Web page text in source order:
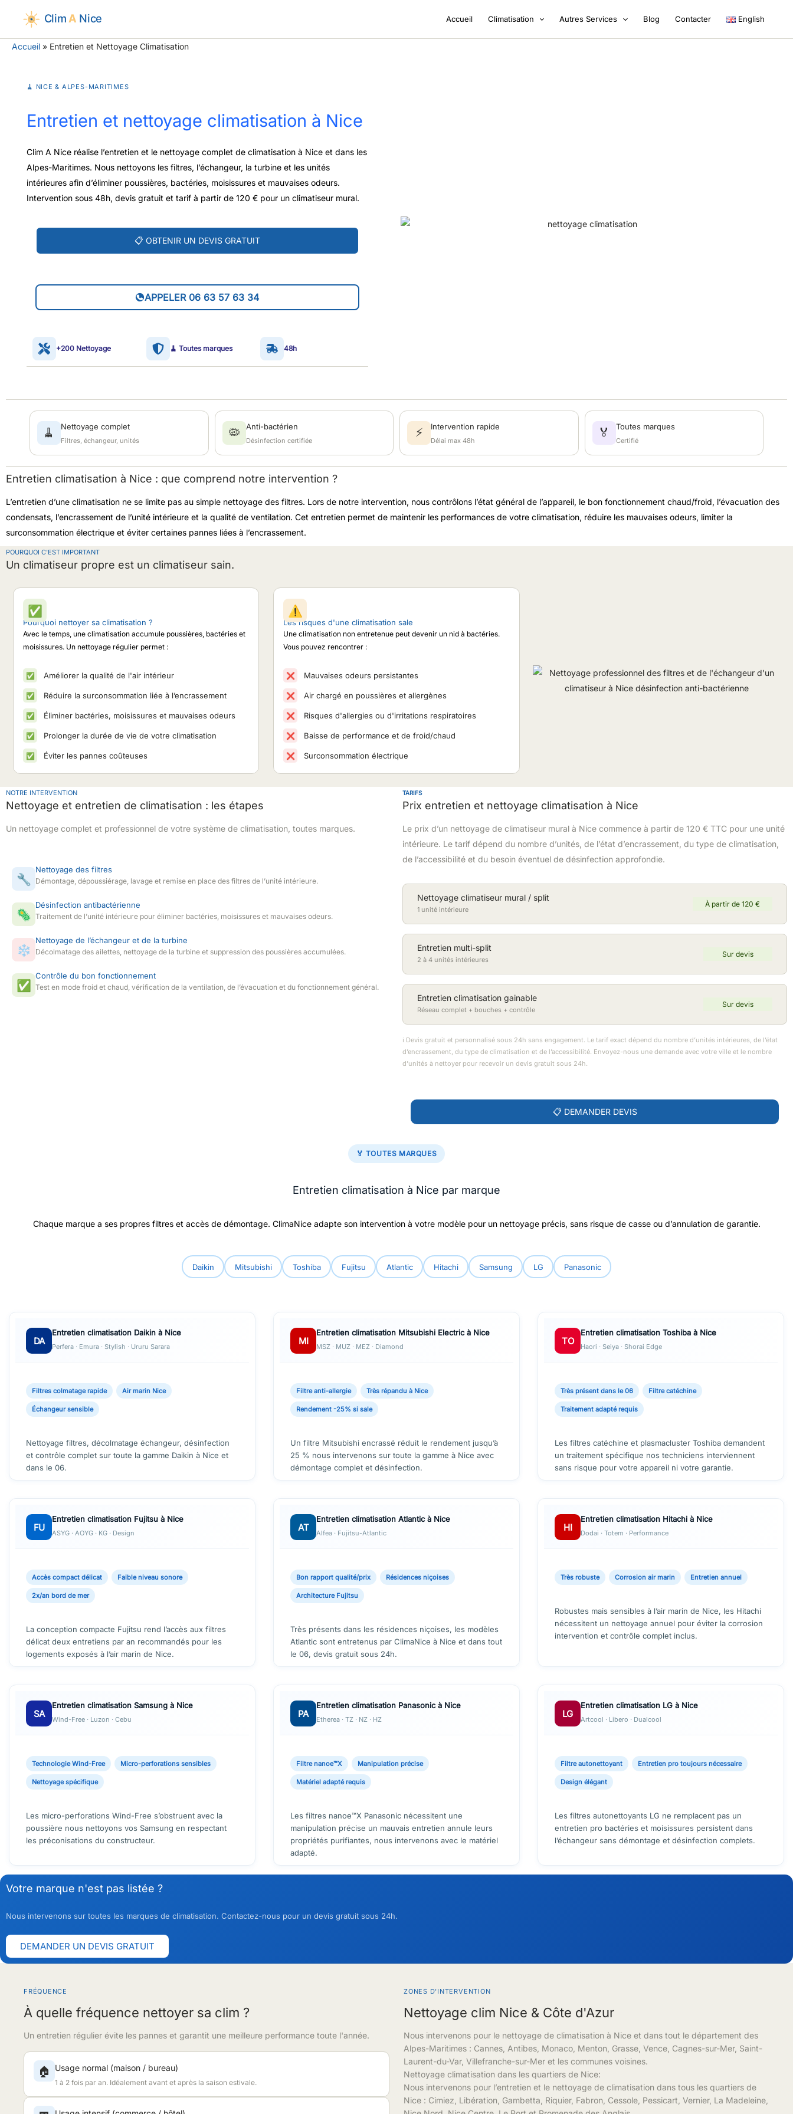
contenu
Accueil Climatisation Autres Services Blog Contacter English
Accueil Entretien et Nettoyage Climatisation
🧹 NICE & ALPES-MARITIMES
Entretien et nettoyage climatisation à Nice
Clim A Nice réalise l’entretien et le nettoyage complet de climatisation à Nice et dans les
Alpes-Maritimes. Nous nettoyons les filtres, l’échangeur, la turbine et les unités
intérieures afin d’éliminer poussières, bactéries, moisissures et mauvaises odeurs.
Intervention sous 48h, devis gratuit et tarif à partir de 120 € pour un climatiseur mural.
📋 OBTENIR UN DEVIS GRATUIT
APPELER 06 63 57 63 34
+200 Nettoyage 🧹 Toutes marques 48h​
🧹 Nettoyage complet
Filtres, échangeur, unités
🦠 Anti-bactérien
Désinfection certifiée
⚡ Intervention rapide
Délai max 48h
🏅 Toutes marques
Certifié
Entretien climatisation à Nice : que comprend notre intervention ?
L’entretien d’une climatisation ne se limite pas au simple nettoyage des filtres. Lors de notre intervention, nous contrôlons l’état général de l’appareil, le bon fonctionnement chaud/froid, l’évacuation des
condensats, l’encrassement de l’unité intérieure et la qualité de ventilation. Cet entretien permet de maintenir les performances de votre climatisation, réduire les mauvaises odeurs, limiter la
surconsommation électrique et éviter certaines pannes liées à l’encrassement.
POURQUOI C'EST IMPORTANT
Un climatiseur propre est un climatiseur sain.
✅
Pourquoi nettoyer sa climatisation ?
Avec le temps, une climatisation accumule poussières, bactéries et
moisissures. Un nettoyage régulier permet :
✅ Améliorer la qualité de l'air intérieur
✅ Réduire la surconsommation liée à l’encrassement
✅ Éliminer bactéries, moisissures et mauvaises odeurs
✅ Prolonger la durée de vie de votre climatisation
✅ Éviter les pannes coûteuses
⚠️
Les risques d'une climatisation sale
Une climatisation non entretenue peut devenir un nid à bactéries.
Vous pouvez rencontrer :
❌ Mauvaises odeurs persistantes
❌ Air chargé en poussières et allergènes
❌ Risques d'allergies ou d'irritations respiratoires
❌ Baisse de performance et de froid/chaud
❌ Surconsommation électrique
NOTRE INTERVENTION
Nettoyage et entretien de climatisation : les étapes
Un nettoyage complet et professionnel de votre système de climatisation, toutes marques.
🔧
Nettoyage des filtres
Démontage, dépoussiérage, lavage et remise en place des filtres de l’unité intérieure.
🦠
Désinfection antibactérienne
Traitement de l’unité intérieure pour éliminer bactéries, moisissures et mauvaises odeurs.
❄️
Nettoyage de l’échangeur et de la turbine
Décolmatage des ailettes, nettoyage de la turbine et suppression des poussières accumulées.
✅
Contrôle du bon fonctionnement
Test en mode froid et chaud, vérification de la ventilation, de l’évacuation et du fonctionnement général.
TARIFS
Prix entretien et nettoyage climatisation à Nice
Le prix d’un nettoyage de climatiseur mural à Nice commence à partir de 120 € TTC pour une unité
intérieure. Le tarif dépend du nombre d’unités, de l’état d’encrassement, du type de climatisation,
de l’accessibilité et du besoin éventuel de désinfection approfondie.
Nettoyage climatiseur mural / split
1 unité intérieure
À partir de 120 €
Entretien multi-split
2 à 4 unités intérieures
Sur devis
Entretien climatisation gainable
Réseau complet + bouches + contrôle
Sur devis
ℹ️ Devis gratuit et personnalisé sous 24h sans engagement. Le tarif exact dépend du nombre d’unités intérieures, de l’état
d’encrassement, du type de climatisation et de l’accessibilité. Envoyez-nous une demande avec votre ville et le nombre
d’unités à nettoyer pour recevoir un devis gratuit sous 24h.
📋 DEMANDER DEVIS
🏅 TOUTES MARQUES
Entretien climatisation à Nice par marque
Chaque marque a ses propres filtres et accès de démontage. ClimaNice adapte son intervention à votre modèle pour un nettoyage précis, sans risque de casse ou d’annulation de garantie.
Daikin Mitsubishi Toshiba Fujitsu Atlantic Hitachi Samsung LG Panasonic
DA
Entretien climatisation Daikin à Nice
Perfera · Emura · Stylish · Ururu Sarara
Filtres colmatage rapide Air marin Nice
Échangeur sensible
Nettoyage filtres, décolmatage échangeur, désinfection
et contrôle complet sur toute la gamme Daikin à Nice et
dans le 06.
MI
Entretien climatisation Mitsubishi Electric à Nice
MSZ · MUZ · MEZ · Diamond
Filtre anti-allergie Très répandu à Nice
Rendement -25% si sale
Un filtre Mitsubishi encrassé réduit le rendement jusqu’à
25 % nous intervenons sur toute la gamme à Nice avec
démontage complet et désinfection.
TO
Entretien climatisation Toshiba à Nice
Haori · Seiya · Shorai Edge
Très présent dans le 06 Filtre catéchine
Traitement adapté requis
Les filtres catéchine et plasmacluster Toshiba demandent
un traitement spécifique nos techniciens interviennent
sans risque pour votre appareil ni votre garantie.
FU
Entretien climatisation Fujitsu à Nice
ASYG · AOYG · KG · Design
Accès compact délicat Faible niveau sonore
2x/an bord de mer
La conception compacte Fujitsu rend l’accès aux filtres
délicat deux entretiens par an recommandés pour les
logements exposés à l’air marin de Nice.
AT
Entretien climatisation Atlantic à Nice
Alfea · Fujitsu-Atlantic
Bon rapport qualité/prix Résidences niçoises
Architecture Fujitsu
Très présents dans les résidences niçoises, les modèles
Atlantic sont entretenus par ClimaNice à Nice et dans tout
le 06, devis gratuit sous 24h.
HI
Entretien climatisation Hitachi à Nice
Dodai · Totem · Performance
Très robuste Corrosion air marin Entretien annuel
Robustes mais sensibles à l’air marin de Nice, les Hitachi
nécessitent un nettoyage annuel pour éviter la corrosion
intervention et contrôle complet inclus.
SA
Entretien climatisation Samsung à Nice
Wind-Free · Luzon · Cebu
Technologie Wind-Free Micro-perforations sensibles
Nettoyage spécifique
Les micro-perforations Wind-Free s’obstruent avec la
poussière nous nettoyons vos Samsung en respectant
les préconisations du constructeur.
PA
Entretien climatisation Panasonic à Nice
Etherea · TZ · NZ · HZ
Filtre nanoe™X Manipulation précise
Matériel adapté requis
Les filtres nanoe™X Panasonic nécessitent une
manipulation précise un mauvais entretien annule leurs
propriétés purifiantes, nous intervenons avec le matériel
adapté.
LG
Entretien climatisation LG à Nice
Artcool · Libero · Dualcool
Filtre autonettoyant Entretien pro toujours nécessaire
Design élégant
Les filtres autonettoyants LG ne remplacent pas un
entretien pro bactéries et moisissures persistent dans
l’échangeur sans démontage et désinfection complets.
Votre marque n'est pas listée ?
Nous intervenons sur toutes les marques de climatisation. Contactez-nous pour un devis gratuit sous 24h.
DEMANDER UN DEVIS GRATUIT
FRÉQUENCE
À quelle fréquence nettoyer sa clim ?
Un entretien régulier évite les pannes et garantit une meilleure performance toute l'année.
🏠 Usage normal (maison / bureau)
1 à 2 fois par an. Idéalement avant et après la saison estivale.
ZONES D'INTERVENTION
Nettoyage clim Nice & Côte d'Azur
Nous intervenons pour le nettoyage de climatisation à Nice et dans tout le département des
Alpes-Maritimes : Cannes, Antibes, Monaco, Menton, Grasse, Vence, Cagnes-sur-Mer, Saint-
Laurent-du-Var, Villefranche-sur-Mer et les communes voisines.
Nettoyage climatisation dans les quartiers de Nice:
Nous intervenons pour l’entretien et le nettoyage de climatisation dans tous les quartiers de
Nice : Cimiez, Libération, Gambetta, Riquier, Fabron, Cessole, Pessicart, Vernier, La Madeleine,